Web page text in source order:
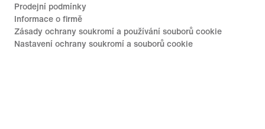
Prodejní podmínky
Informace o firmě
Zásady ochrany soukromí a používání souborů cookie
Nastavení ochrany soukromí a souborů cookie